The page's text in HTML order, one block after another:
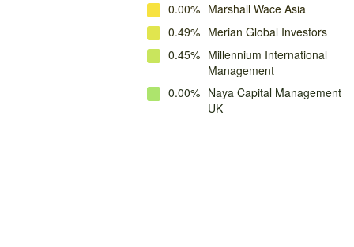
0.00% Marshall Wace Asia
0.49% Merian Global Investors
0.45% Millennium International
Management
0.00% Naya Capital Management
UK